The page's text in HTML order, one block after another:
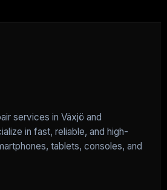
services in Växjö and
in fast, reliable, and high-
tablets, consoles, and